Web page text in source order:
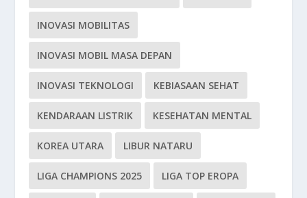
INOVASI MOBILITAS
INOVASI MOBIL MASA DEPAN
INOVASI TEKNOLOGI KEBIASAAN SEHAT
KENDARAAN LISTRIK KESEHATAN MENTAL
KOREA UTARA LIBUR NATARU
LIGA CHAMPIONS 2025 LIGA TOP EROPA